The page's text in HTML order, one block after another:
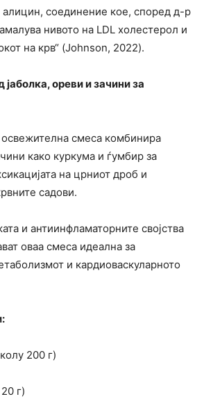
соединение кое, според д-р
нивото на LDL холестерол и
на крв“ (Johnson, 2022).
ореви и зачини за
смеса комбинира
како куркума и ѓумбир за
на црниот дроб и
садови.
и антиинфламаторните својства
оваа смеса идеална за
и кардиоваскуларното
200 г)
г)